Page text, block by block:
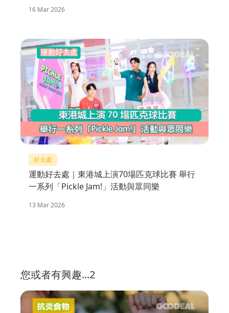
16 Mar 2026
好去處
運動好去處｜東港城上演70場匹克球比賽 舉行
一系列「Pickle Jam!」活動與眾同樂
13 Mar 2026
您或者有興趣...2